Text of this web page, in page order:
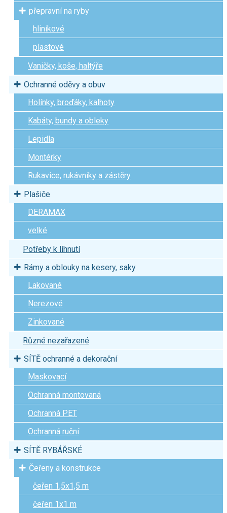
přepravní na ryby
hliníkové
plastové
Vaničky, koše, haltýře
Ochranné oděvy a obuv
Holínky, broďáky, kalhoty
Kabáty, bundy a obleky
Lepidla
Montérky
Rukavice, rukávníky a zástěry
Plašiče
DERAMAX
velké
Potřeby k líhnutí
Rámy a oblouky na kesery, saky
Lakované
Nerezové
Zinkované
Různé nezařazené
SÍTĚ ochranné a dekorační
Maskovací
Ochranná montovaná
Ochranná PET
Ochranná ruční
SÍTĚ RYBÁŘSKÉ
Čeřeny a konstrukce
čeřen 1,5x1,5 m
čeřen 1x1 m